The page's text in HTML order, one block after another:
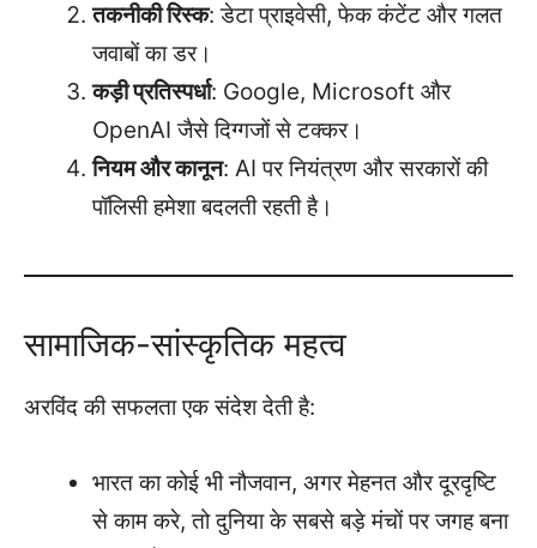
तकनीकी रिस्क: डेटा प्राइवेसी, फेक कंटेंट और गलत
जवाबों का डर।
कड़ी प्रतिस्पर्धा: Google, Microsoft और
OpenAI जैसे दिग्गजों से टक्कर।
नियम और कानून: AI पर नियंत्रण और सरकारों की
पॉलिसी हमेशा बदलती रहती है।
सामाजिक-सांस्कृतिक महत्व
अरविंद की सफलता एक संदेश देती है:
भारत का कोई भी नौजवान, अगर मेहनत और दूरदृष्टि
से काम करे, तो दुनिया के सबसे बड़े मंचों पर जगह बना